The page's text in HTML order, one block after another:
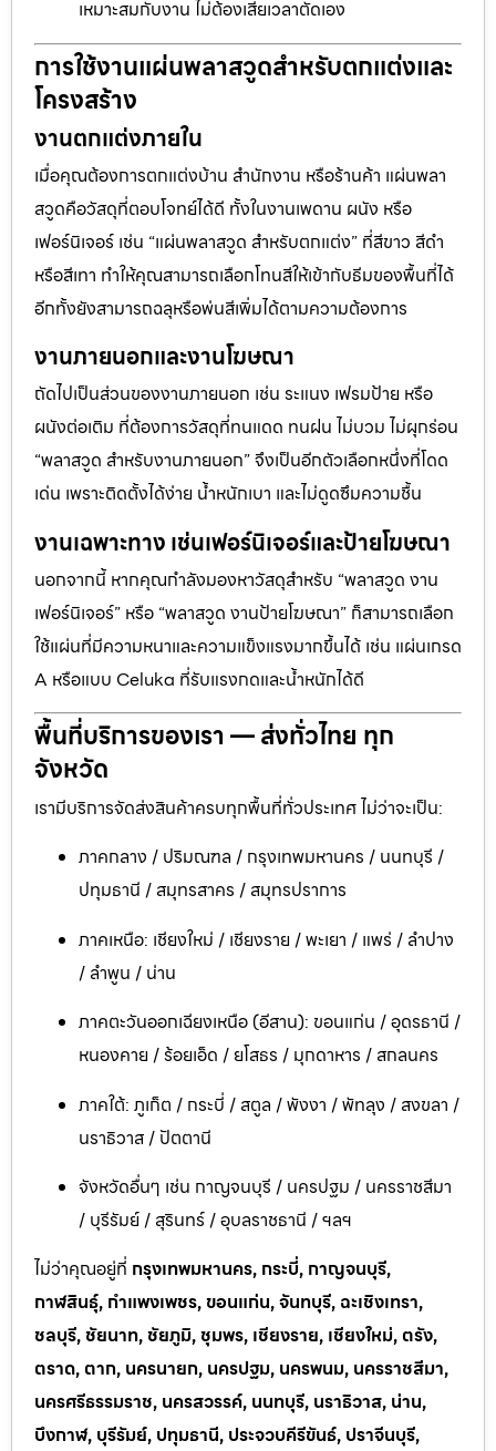
เหมาะสมกับงาน ไม่ต้องเสียเวลาตัดเอง
การใช้งานแผ่นพลาสวูดสำหรับตกแต่งและ
โครงสร้าง
งานตกแต่งภายใน
เมื่อคุณต้องการตกแต่งบ้าน สำนักงาน หรือร้านค้า แผ่นพลา
สวูดคือวัสดุที่ตอบโจทย์ได้ดี ทั้งในงานเพดาน ผนัง หรือ
เฟอร์นิเจอร์ เช่น “แผ่นพลาสวูด สำหรับตกแต่ง” ที่สีขาว สีดำ
หรือสีเทา ทำให้คุณสามารถเลือกโทนสีให้เข้ากับธีมของพื้นที่ได้
อีกทั้งยังสามารถฉลุหรือพ่นสีเพิ่มได้ตามความต้องการ
งานภายนอกและงานโฆษณา
ถัดไปเป็นส่วนของงานภายนอก เช่น ระแนง เฟรมป้าย หรือ
ผนังต่อเติม ที่ต้องการวัสดุที่ทนแดด ทนฝน ไม่บวม ไม่ผุกร่อน
“พลาสวูด สำหรับงานภายนอก” จึงเป็นอีกตัวเลือกหนึ่งที่โดด
เด่น เพราะติดตั้งได้ง่าย น้ำหนักเบา และไม่ดูดซึมความชื้น
งานเฉพาะทาง เช่นเฟอร์นิเจอร์และป้ายโฆษณา
นอกจากนี้ หากคุณกำลังมองหาวัสดุสำหรับ “พลาสวูด งาน
เฟอร์นิเจอร์” หรือ “พลาสวูด งานป้ายโฆษณา” ก็สามารถเลือก
ใช้แผ่นที่มีความหนาและความแข็งแรงมากขึ้นได้ เช่น แผ่นเกรด
A หรือแบบ Celuka ที่รับแรงกดและน้ำหนักได้ดี
พื้นที่บริการของเรา — ส่งทั่วไทย ทุก
จังหวัด
เรามีบริการจัดส่งสินค้าครบทุกพื้นที่ทั่วประเทศ ไม่ว่าจะเป็น:
ภาคกลาง / ปริมณฑล / กรุงเทพมหานคร / นนทบุรี /
ปทุมธานี / สมุทรสาคร / สมุทรปราการ
ภาคเหนือ: เชียงใหม่ / เชียงราย / พะเยา / แพร่ / ลำปาง
/ ลำพูน / น่าน
ภาคตะวันออกเฉียงเหนือ (อีสาน): ขอนแก่น / อุดรธานี /
หนองคาย / ร้อยเอ็ด / ยโสธร / มุกดาหาร / สกลนคร
ภาคใต้: ภูเก็ต / กระบี่ / สตูล / พังงา / พัทลุง / สงขลา /
นราธิวาส / ปัตตานี
จังหวัดอื่นๆ เช่น กาญจนบุรี / นครปฐม / นครราชสีมา
/ บุรีรัมย์ / สุรินทร์ / อุบลราชธานี / ฯลฯ
ไม่ว่าคุณอยู่ที่ กรุงเทพมหานคร, กระบี่, กาญจนบุรี,
กาฬสินธุ์, กำแพงเพชร, ขอนแก่น, จันทบุรี, ฉะเชิงเทรา,
ชลบุรี, ชัยนาท, ชัยภูมิ, ชุมพร, เชียงราย, เชียงใหม่, ตรัง,
ตราด, ตาก, นครนายก, นครปฐม, นครพนม, นครราชสีมา,
นครศรีธรรมราช, นครสวรรค์, นนทบุรี, นราธิวาส, น่าน,
บึงกาฬ, บุรีรัมย์, ปทุมธานี, ประจวบคีรีขันธ์, ปราจีนบุรี,